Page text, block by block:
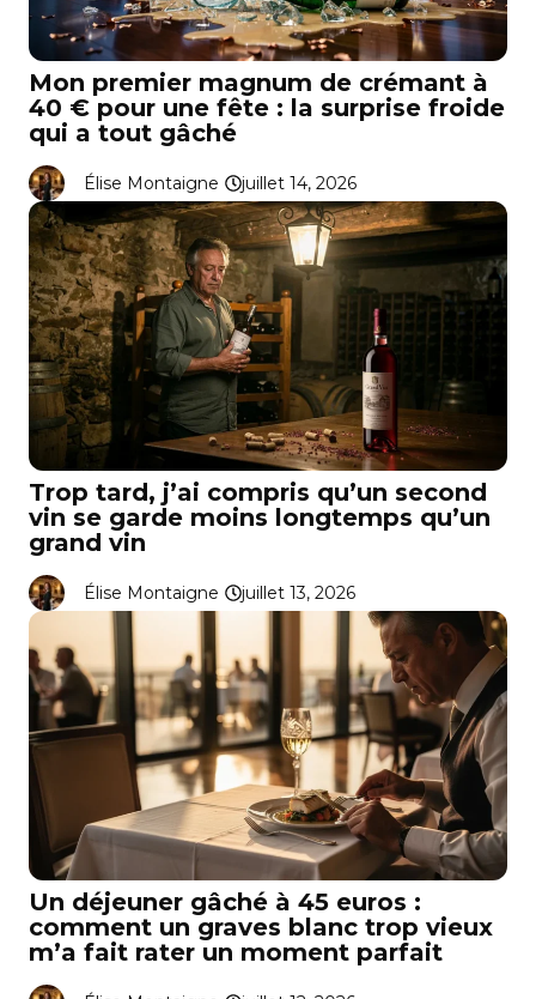
Mon premier magnum de crémant à
40 € pour une fête : la surprise froide
qui a tout gâché
Élise Montaigne juillet 14, 2026
Trop tard, j’ai compris qu’un second
vin se garde moins longtemps qu’un
grand vin
Élise Montaigne juillet 13, 2026
Un déjeuner gâché à 45 euros :
comment un graves blanc trop vieux
m’a fait rater un moment parfait